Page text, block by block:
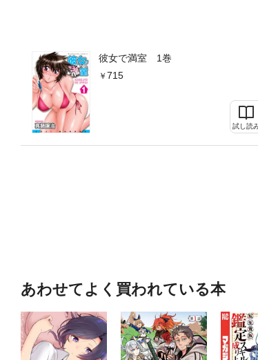
彼女で満室 1巻
715
試し読
あわせてよく買われている本